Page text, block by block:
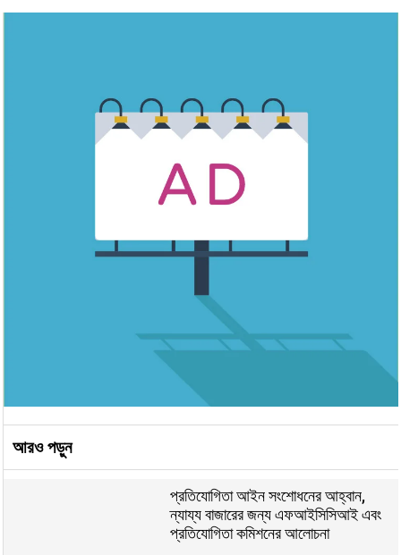
আরও পড়ুন
প্রতিযোগিতা আইন সংশোধনের আহ্বান,
ন্যায্য বাজারের জন্য এফআইসিসিআই এবং
প্রতিযোগিতা কমিশনের আলোচনা